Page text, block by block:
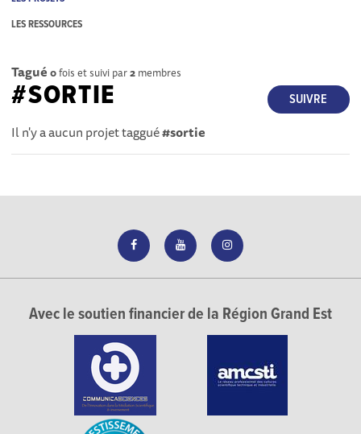
LES RESSOURCES
Tagué 0fois et suivi par2 membres
SUIVRE
#SORTIE
Il n'y a aucun projet taggué#sortie
Avec le soutien financier de la Région Grand Est